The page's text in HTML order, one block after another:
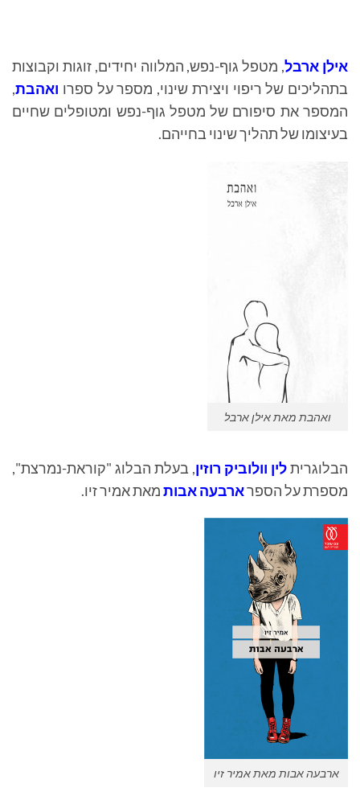
אילן ארבל, מטפל גוף-נפש, המלווה יחידים, זוגות וקבוצות
בתהליכים של ריפוי ויצירת שינוי, מספר על ספרו ואהבת,
המספר את סיפורם של מטפל גוף-נפש ומטופלים שחיים
בעיצומו של תהליך שינוי בחייהם.
ואהבת מאת אילן ארבל
הבלוגריתלין וולוביק רוזין, בעלת הבלוג "קוראת-נמרצת",
מספרת על הספרארבעה אבותמאת אמיר זיו.
ארבעה אבות מאת אמיר זיו